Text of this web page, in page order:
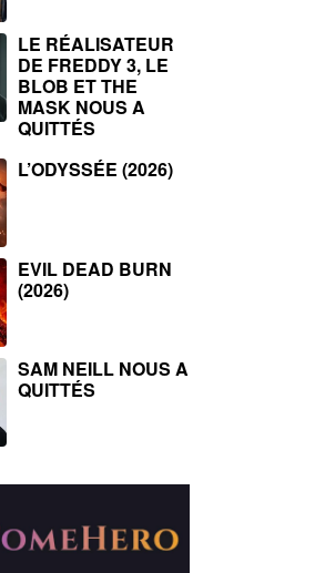
LE RÉALISATEUR
DE FREDDY 3, LE
BLOB ET THE
MASK NOUS A
QUITTÉS
L’ODYSSÉE (2026)
EVIL DEAD BURN
(2026)
SAM NEILL NOUS A
QUITTÉS